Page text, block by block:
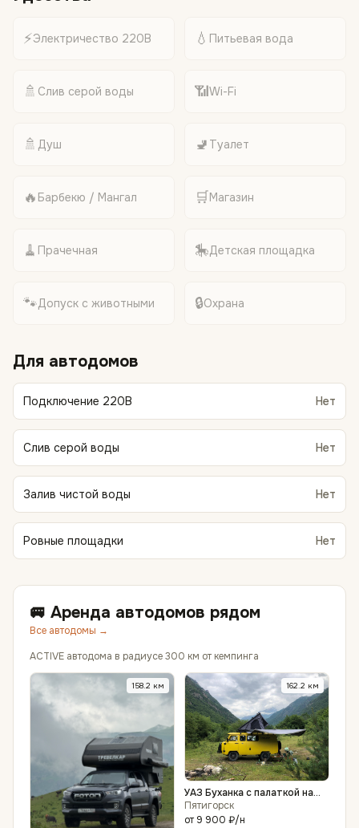
⚡Электричество 220В 💧 Питьевая вода
🚿 Слив серой воды 📶Wi-Fi
🚿 Душ 🚽 Туалет
🔥 Барбекю / Мангал 🛒Магазин
🧹 Прачечная 🎠Детская площадка
🐾Допуск с животными 🔒Охрана
Для автодомов
Подключение 220В Нет
Слив серой воды Нет
Залив чистой воды Нет
Ровные площадки Нет
🚐 Аренда автодомов рядом
Все автодомы →
ACTIVE автодома в радиусе 300 км от кемпинга
158.2 км 162.2 км
УАЗ Буханка с палаткой на
крыше - аренда
Пятигорск
от 9 900 ₽/н